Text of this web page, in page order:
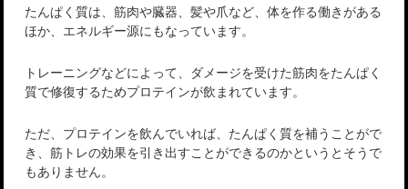
たんぱく質は、筋肉や臓器、髪や爪など、体を作る働きがある
ほか、エネルギー源にもなっています。
トレーニングなどによって、ダメージを受けた筋肉をたんぱく
質で修復するためプロテインが飲まれています。
ただ、プロテインを飲んでいれば、たんぱく質を補うことがで
き、筋トレの効果を引き出すことができるのかというとそうで
もありません。